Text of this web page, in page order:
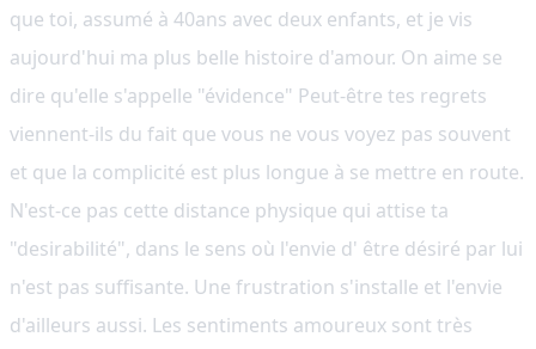
que toi, assumé à 40ans avec deux enfants, et je vis
aujourd'hui ma plus belle histoire d'amour. On aime se
dire qu'elle s'appelle "évidence" Peut-être tes regrets
viennent-ils du fait que vous ne vous voyez pas souvent
et que la complicité est plus longue à se mettre en route.
N'est-ce pas cette distance physique qui attise ta
"desirabilité", dans le sens où l'envie d' être désiré par lui
n'est pas suffisante. Une frustration s'installe et l'envie
d'ailleurs aussi. Les sentiments amoureux sont très